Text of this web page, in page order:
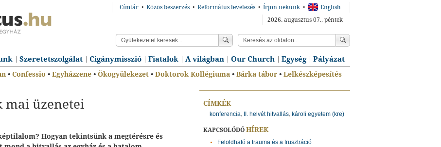
Címtár • Közös beszerzés • Református levelezés • Írjon nekünk •
English
2026. augusztus 07., péntek
Szeretetszolgálat Cigánymisszió Fiatalok A világban Our Church Egység Pályázat
• Confessio • Egyházzene • Ökogyülekezet • Doktorok Kollégiuma • Bárka tábor • Lelkészképesítés
mai üzenetei
Hogyan tekintsünk a megtérésre és
CÍMKÉK
konferencia, II. helvét hitvallás, károli egyetem (kre)
KAPCSOLÓDÓ HÍREK
Feloldható a trauma és a frusztráció